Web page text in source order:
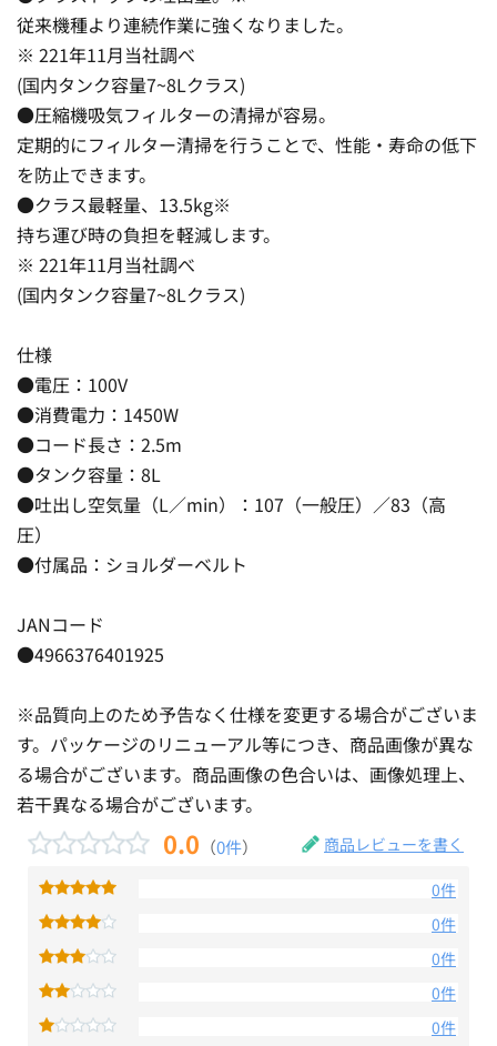
従来機種より連続作業に強くなりました。
※ 221年11月当社調べ
(国内タンク容量7~8Lクラス)
●圧縮機吸気フィルターの清掃が容易。
定期的にフィルター清掃を行うことで、性能・寿命の低下
を防止できます。
●クラス最軽量、13.5kg※
持ち運び時の負担を軽減します。
※ 221年11月当社調べ
(国内タンク容量7~8Lクラス)
仕様
●電圧：100V
●消費電力：1450W
●コード長さ：2.5m
●タンク容量：8L
●吐出し空気量（L／min）：107（一般圧）／83（高
圧）
●付属品：ショルダーベルト
JANコード
●4966376401925
※品質向上のため予告なく仕様を変更する場合がございま
す。パッケージのリニューアル等につき、商品画像が異な
る場合がございます。商品画像の色合いは、画像処理上、
若干異なる場合がございます。
0.0 （0件） 商品レビューを書く
0件
0件
0件
0件
0件